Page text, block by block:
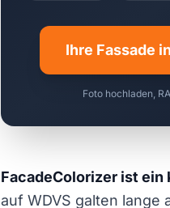
Ihre Fassade
Foto hochladen,
FacadeColorizer ist
auf WDVS galten lange